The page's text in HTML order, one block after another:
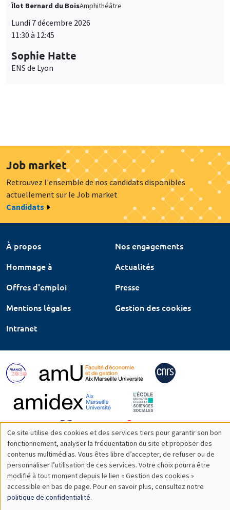
Îlot Bernard du BoisAmphithéâtre
Lundi 7 décembre 2026
11:30 à 12:45
Sophie Hatte
ENS de Lyon
Job market
Retrouvez l'ensemble de nos candidats disponibles
actuellement sur le Job market
Candidats
À propos
Nos engagements
Hommage à
Actualités
Offres d'emploi
Presse
Mentions légales
Gestion des cookies
Intranet
Utilisation
des
données
personnelles
Ce site utilise des cookies et des services tiers pour garantir son bon
fonctionnement, analyser la fréquentation du site et proposer des
contenus multimédias. Vous êtes libre d’accepter, de refuser ou de
personnaliser l’utilisation de ces services. Votre choix pourra être
modifié à tout moment depuis le lien « Gestion des cookies »
accessible en bas de page. Pour en savoir plus, consultez notre
politique de confidentialité.